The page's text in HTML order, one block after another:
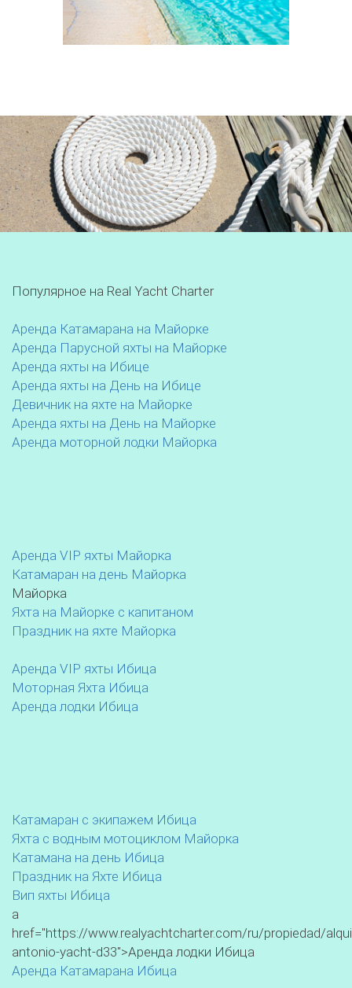
Популярное на Real Yacht Charter
Аренда Катамарана на Майорке
Аренда Парусной яхты на Майорке
Аренда яхты на Ибице
Аренда яхты на День на Ибице
Девичник на яхте на Майорке
Аренда яхты на День на Майорке
Аренда моторной лодки Майорка
Аренда VIP яхты Майорка
Катамаран на день Майорка
Майорка
Яхта на Майорке с капитаном
Праздник на яхте Майорка
Аренда VIP яхты Ибица
Моторная Яхта Ибица
Аренда лодки Ибица
Катамаран с экипажем Ибица
Яхта с водным мотоциклом Майорка
Катамана на день Ибица
Праздник на Яхте Ибица
Вип яхты Ибица
a
href="https://www.realyachtcharter.com/ru/propiedad/
antonio-yacht-d33">Аренда лодки Ибица
Аренда Катамарана Ибица